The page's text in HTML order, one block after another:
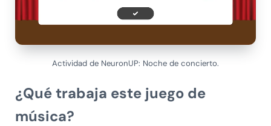
Actividad de NeuronUP: Noche de concierto.
¿Qué trabaja este juego de
música?